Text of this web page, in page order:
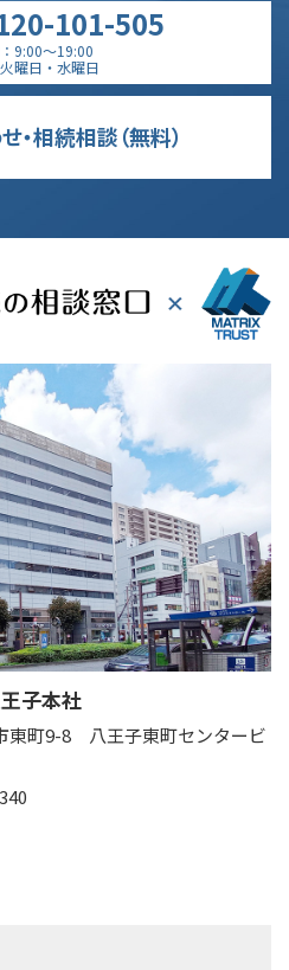
101-505
9:00～19:00
火曜日・水曜日
・相続相談（無料）
子本社
東町9-8 八王子東町センタービ